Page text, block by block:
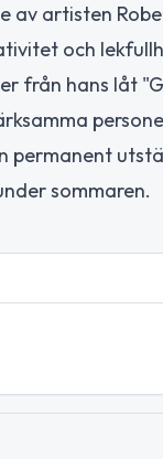
av artisten
och
från hans låt
permanent
sommaren.